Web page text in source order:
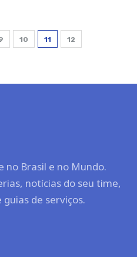
10 11 12
no Brasil e no Mundo.
notícias do seu time,
de serviços.